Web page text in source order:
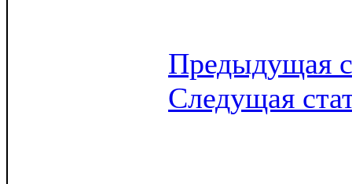
Предыдущая
Следущая